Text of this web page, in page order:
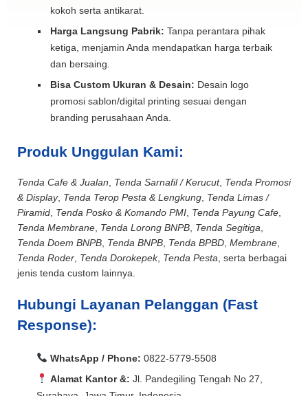
kokoh serta antikarat.
Harga Langsung Pabrik: Tanpa perantara pihak
ketiga, menjamin Anda mendapatkan harga terbaik
dan bersaing.
Bisa Custom Ukuran & Desain: Desain logo
promosi sablon/digital printing sesuai dengan
branding perusahaan Anda.
Produk Unggulan Kami:
Tenda Cafe & Jualan Tenda Sarnafil / Kerucut, Tenda Promosi
& Display, Tenda Terop Pesta & Lengkung Tenda Limas /
Piramid Tenda Posko & Komando PMI Tenda Payung Cafe
Tenda Membrane Tenda Lorong BNPB Tenda Segitiga
Tenda Doem BNPB Tenda BNPB Tenda BPBD Membrane
Tenda Roder Tenda Dorokepek, Tenda Pesta , serta berbagai
jenis tenda custom lainnya.
Hubungi Layanan Pelanggan (Fast
Response):
WhatsApp / Phone: 0822-5779-5508
Alamat Kantor &: Jl. Pandegiling Tengah No 27,